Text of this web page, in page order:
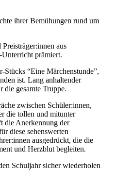
ihrer Bemühungen rund um
aus
Unterricht prämiert.
“Eine Märchenstunde”,
ist. Lang anhaltender
die gesamte Truppe.
zwischen Schüler:innen,
die tollen und mitunter
die Anerkennung der
diese sehenswerten
ausgedrückt, die die
und Herzblut begleiten.
Schuljahr sicher wiederholen